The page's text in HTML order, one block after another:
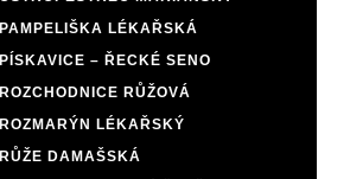
PAMPELIŠKA LÉKAŘSKÁ
PÍSKAVICE – ŘECKÉ SENO
ROZCHODNICE RŮŽOVÁ
ROZMARÝN LÉKAŘSKÝ
RŮŽE DAMAŠSKÁ